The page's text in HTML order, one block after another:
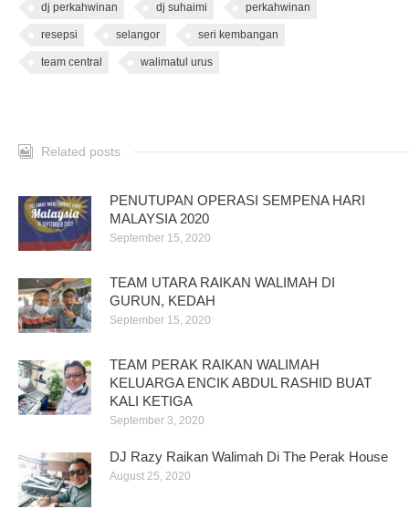
dj perkahwinan dj suhaimi perkahwinan
resepsi selangor seri kembangan
team central walimatul urus
Related posts
PENUTUPAN OPERASI SEMPENA HARI
MALAYSIA 2020
September 15, 2020
TEAM UTARA RAIKAN WALIMAH DI
GURUN, KEDAH
September 15, 2020
TEAM PERAK RAIKAN WALIMAH
KELUARGA ENCIK ABDUL RASHID BUAT
KALI KETIGA
September 3, 2020
DJ Razy Raikan Walimah Di The Perak House
August 25, 2020